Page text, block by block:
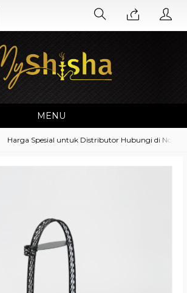
MENU
Harga Spesial untuk Distributor Hubungi di No.